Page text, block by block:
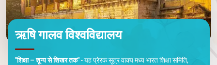
ऋषि गालव विश्वविद्यालय
"शिक्षा – शून्य से शिखर तक"- यह प्रेरक सूत्र वाक्य मध्य भारत शिक्षा समिति,